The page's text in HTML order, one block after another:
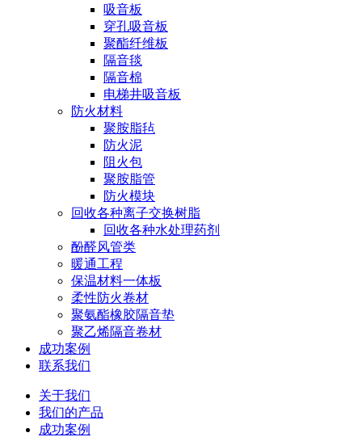
吸音板
穿孔吸音板
聚酯纤维板
隔音毯
隔音棉
电梯井吸音板
防火材料
聚胺脂毡
防火泥
阻火包
聚胺脂管
防火模块
回收各种离子交换树脂
回收各种水处理药剂
酚醛风管类
暖通工程
保温材料一体板
柔性防火卷材
聚氨酯橡胶隔音垫
聚乙烯隔音卷材
成功案例
联系我们
关于我们
我们的产品
成功案例